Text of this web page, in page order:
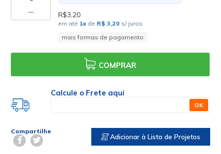
R$3,20
em até 1x de R$ 3,20 s/ juros
mais formas de pagamento
COMPRAR
Calcule o Frete aqui
OK
Compartilhe
Adicionar à Lista de Projetos